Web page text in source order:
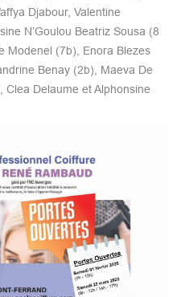
Djabour, Valentine
N’Goulou Beatriz Sousa (8
Modenel (7b), Enora Blezes
Benay (2b), Maeva De
Delaume et Alphonsine